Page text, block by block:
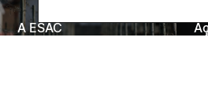
A ESAC